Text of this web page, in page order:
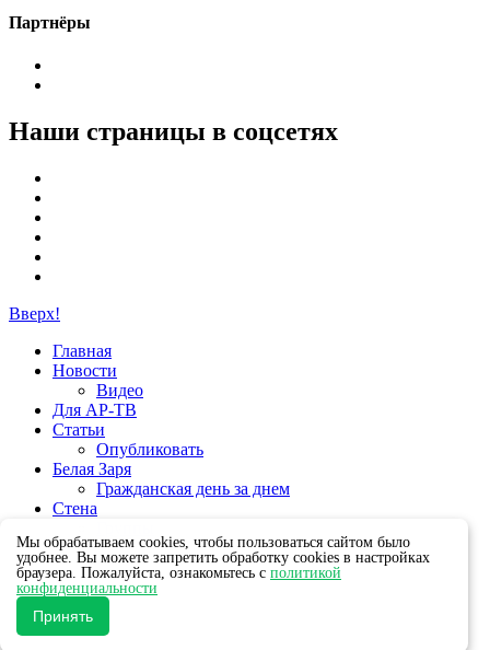
Партнёры
Наши страницы в соцсетях
Вверх!
Главная
Новости
Видео
Для АР-ТВ
Статьи
Опубликовать
Белая Заря
Гражданская день за днем
Стена
Мы обрабатываем cookies, чтобы пользоваться сайтом было
удобнее. Вы можете запретить обработку cookies в настройках
браузера. Пожалуйста, ознакомьтесь с политикой
конфиденциальности
Принять